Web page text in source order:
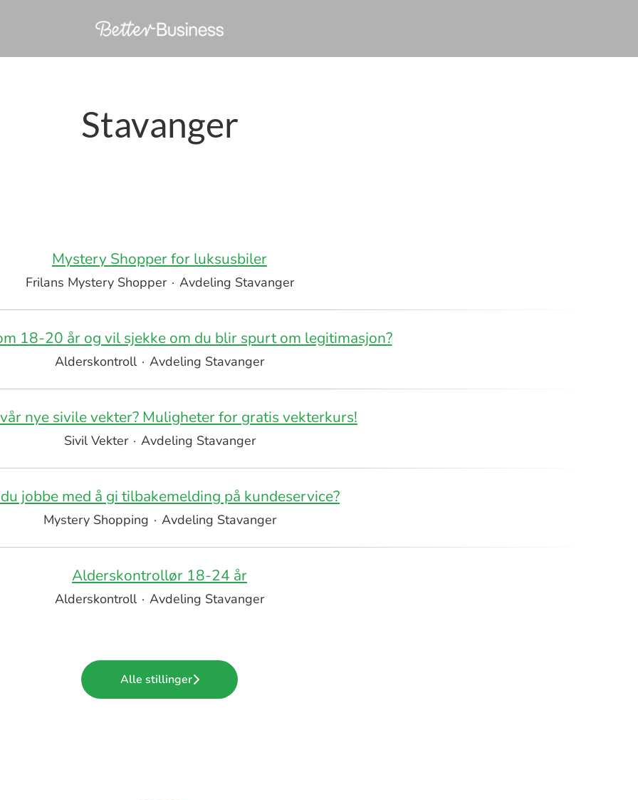
Stavanger
Mystery Shopper for luksusbiler
Frilans Mystery Shopper · Avdeling Stavanger
18-20 år og vil sjekke om du blir spurt om legitimasjon?
Alderskontroll · Avdeling Stavanger
nye sivile vekter? Muligheter for gratis vekterkurs!
Sivil Vekter · Avdeling Stavanger
jobbe med å gi tilbakemelding på kundeservice?
Mystery Shopping · Avdeling Stavanger
Alderskontrollør 18-24 år
Alderskontroll · Avdeling Stavanger
Alle stillinger